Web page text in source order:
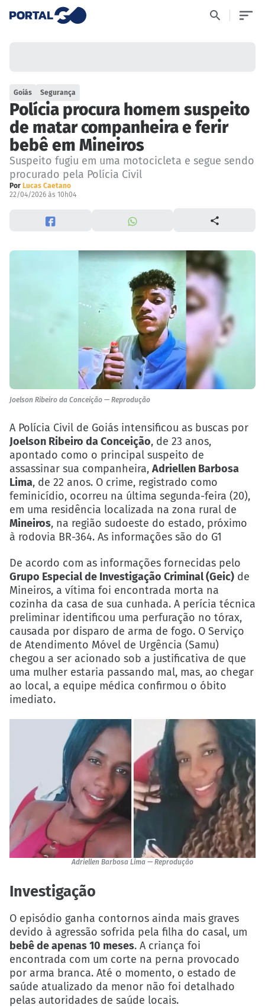
Goiás Segurança
Polícia procura homem suspeito
de matar companheira e ferir
bebê em Mineiros
Suspeito fugiu em uma motocicleta e segue sendo
procurado pela Polícia Civil
Por Lucas Caetano
22/04/2026 às 10h04
Joelson Ribeiro da Conceição — Reprodução
A Polícia Civil de Goiás intensificou as buscas por
Joelson Ribeiro da Conceição, de 23 anos,
apontado como o principal suspeito de
assassinar sua companheira, Adriellen Barbosa
Lima, de 22 anos. O crime, registrado como
feminicídio, ocorreu na última segunda-feira (20),
em uma residência localizada na zona rural de
Mineiros, na região sudoeste do estado, próximo
à rodovia BR-364. As informações são do G1
De acordo com as informações fornecidas pelo
Grupo Especial de Investigação Criminal (Geic) de
Mineiros, a vítima foi encontrada morta na
cozinha da casa de sua cunhada. A perícia técnica
preliminar identificou uma perfuração no tórax,
causada por disparo de arma de fogo. O Serviço
de Atendimento Móvel de Urgência (Samu)
chegou a ser acionado sob a justificativa de que
uma mulher estaria passando mal, mas, ao chegar
ao local, a equipe médica confirmou o óbito
imediato.
Adriellen Barbosa Lima — Reprodução
Investigação
O episódio ganha contornos ainda mais graves
devido à agressão sofrida pela filha do casal, um
bebê de apenas 10 meses. A criança foi
encontrada com um corte na perna provocado
por arma branca. Até o momento, o estado de
saúde atualizado da menor não foi detalhado
pelas autoridades de saúde locais.